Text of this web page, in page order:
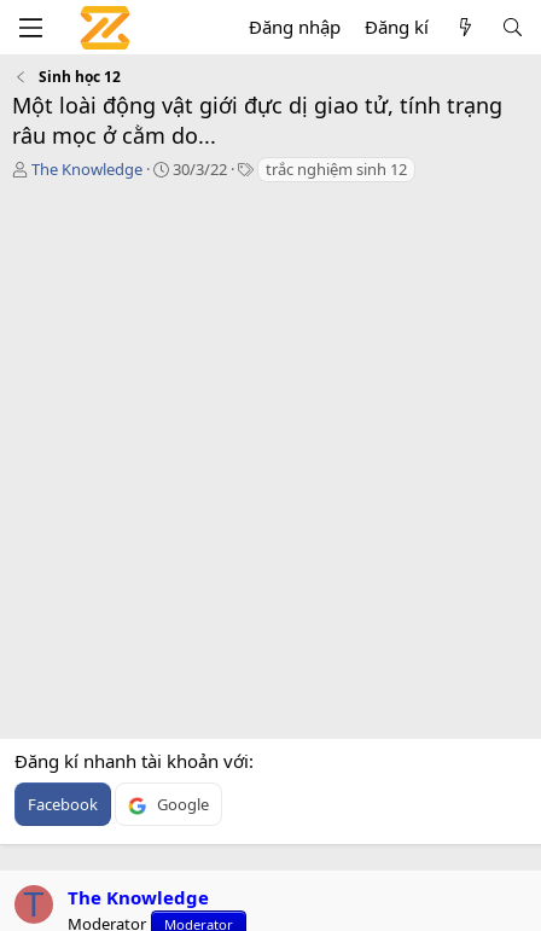
Đăng nhập Đăng kí
Sinh học 12
Một loài động vật giới đực dị giao tử, tính trạng
râu mọc ở cằm do...
T
The Knowledge
C
30/3/22
T trắc nghiệm sinh 12
Đăng kí nhanh tài khoản với
Facebook Google
T The Knowledge
Moderator Moderator